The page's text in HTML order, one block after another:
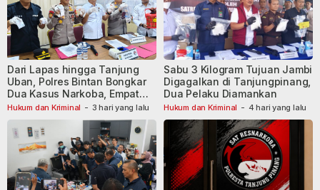
Hukum dan Kriminal - 3 hari yang lalu
Dari Lapas hingga Tanjung
Uban, Polres Bintan Bongkar
Dua Kasus Narkoba, Empat
Tersangka Dibekuk
Hukum dan Kriminal - 4 hari yang lalu
Sabu 3 Kilogram Tujuan Jambi
Digagalkan di Tanjungpinang,
Dua Pelaku Diamankan